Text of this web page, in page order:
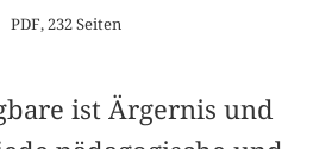
PDF, 232 Seiten
ist Ärgernis und